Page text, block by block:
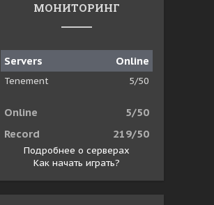
МОНИТОРИНГ
Servers Online
Tenement 5/50
Online
5/50
Record
219/50
Подробнее о серверах
Как начать играть?